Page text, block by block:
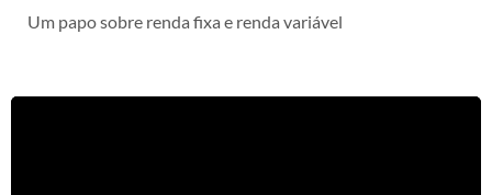
Um papo sobre renda fixa e renda variável